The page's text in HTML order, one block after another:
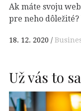
Ak máte svoju
pre neho
18. 12. 2020
Už vás to